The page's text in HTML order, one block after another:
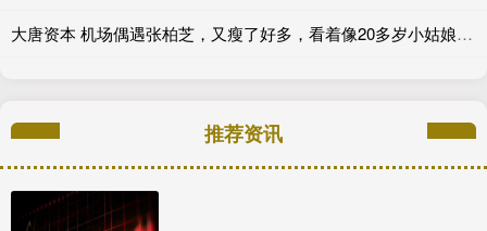
大唐资本 机场偶遇张柏芝，又瘦了好多，看着像20多岁小姑娘，状态碾压王菲_小朋友_性格_网友
推荐资讯